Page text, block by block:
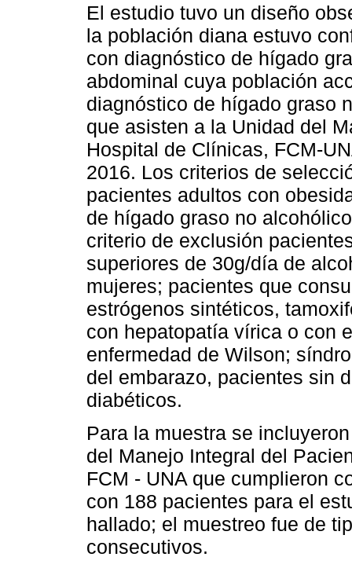
El estudio tuvo un diseño
la población diana estuvo
con diagnóstico de hígado
abdominal cuya población
diagnóstico de hígado graso
que asisten a la Unidad del
Hospital de Clínicas, FCM-
2016. Los criterios de
pacientes adultos con
de hígado graso no
criterio de exclusión
superiores de 30g/día de
mujeres; pacientes que
estrógenos sintéticos,
con hepatopatía vírica o con
enfermedad de Wilson;
del embarazo, pacientes sin
diabéticos.
Para la muestra se
del Manejo Integral del
FCM - UNA que cumplieron
con 188 pacientes para el
hallado; el muestreo fue de
consecutivos.